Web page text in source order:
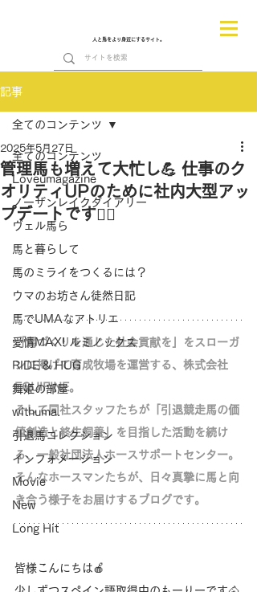
人と馬をより身近にするサイト。
記事
全てのコンテンツ
Loveumagazine
ノーザンレイクダイアリー
ヴェル馬ら
馬と暮らして
馬のミライをつくるには？
ウマのお坊さん徒然日記
馬でUMAなアトリエ
愛情MAX! ルミノックス
RIDE & HUG
舞姫の部屋
withuma.
引退馬コレクション
インフォメーション
Movie
New
Long Hit
全てのコンテンツ
管理馬も増えて大忙し💪 仕事のク
オリティUPのために社内大型アッ
プデートです❤️‍🔥
2025年5月27日
「馬づくりを通じた社会貢献を」をスローガ
ンに掲げて育成牧場を運営する、株式会社
EQUIFINE。
そして同社スタッフたちが「 引退競走馬の価
値創造と終生飼養」を目指した活動を続け
る、一般社団法人ホースサポートセンター。
そんなホースマンたちが、日々真摯に馬と向
き合う様子をお届けするブログです。
皆様こんにちは🍎